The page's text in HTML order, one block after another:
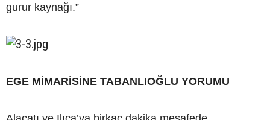
gurur kaynağı.”
EGE MİMARİSİNE TABANLIOĞLU YORUMU